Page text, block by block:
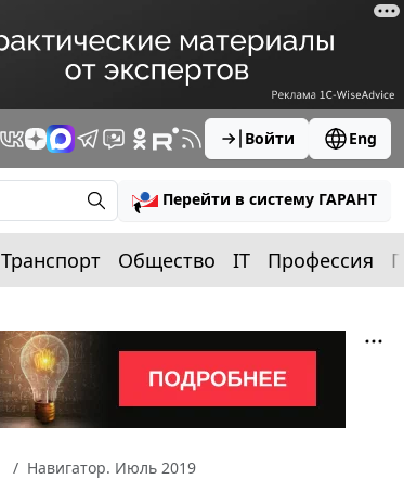
Войти Eng
Перейти в систему ГАРАНТ
Транспорт Общество IT Профессия
Навигатор. Июль 2019